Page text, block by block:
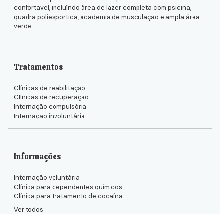
confortavel, incluíndo área de lazer completa com psicina,
quadra poliesportica, academia de musculação e ampla área
verde.
Tratamentos
Clínicas de reabilitação
Clínicas de recuperação
Internação compulsória
Internação involuntária
Informações
Internação voluntária
Clínica para dependentes químicos
Clínica para tratamento de cocaína
Ver todos